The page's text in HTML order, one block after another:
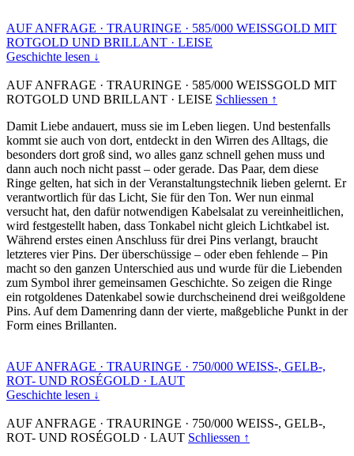
AUF ANFRAGE · TRAURINGE · 585/000 WEISSGOLD MIT
ROTGOLD UND BRILLANT · LEISE
Geschichte lesen ↓
AUF ANFRAGE · TRAURINGE · 585/000 WEISSGOLD MIT
ROTGOLD UND BRILLANT · LEISE Schliessen ↑
Damit Liebe andauert, muss sie im Leben liegen. Und bestenfalls
kommt sie auch von dort, entdeckt in den Wirren des Alltags, die
besonders dort groß sind, wo alles ganz schnell gehen muss und
dann auch noch nicht passt – oder gerade. Das Paar, dem diese
Ringe gelten, hat sich in der Veranstaltungstechnik lieben gelernt. Er
verantwortlich für das Licht, Sie für den Ton. Wer nun einmal
versucht hat, den dafür notwendigen Kabelsalat zu vereinheitlichen,
wird festgestellt haben, dass Tonkabel nicht gleich Lichtkabel ist.
Während erstes einen Anschluss für drei Pins verlangt, braucht
letzteres vier Pins. Der überschüssige – oder eben fehlende – Pin
macht so den ganzen Unterschied aus und wurde für die Liebenden
zum Symbol ihrer gemeinsamen Geschichte. So zeigen die Ringe
ein rotgoldenes Datenkabel sowie durchscheinend drei weißgoldene
Pins. Auf dem Damenring dann der vierte, maßgebliche Punkt in der
Form eines Brillanten.
AUF ANFRAGE · TRAURINGE · 750/000 WEISS-, GELB-,
ROT- UND ROSÉGOLD · LAUT
Geschichte lesen ↓
AUF ANFRAGE · TRAURINGE · 750/000 WEISS-, GELB-,
ROT- UND ROSÉGOLD · LAUT Schliessen ↑